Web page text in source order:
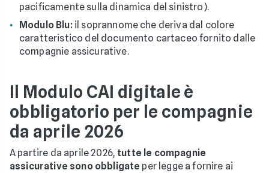
pacificamente sulla dinamica del sinistro).
Modulo Blu:il soprannome che deriva dal colore
caratteristico del documento cartaceo fornito dalle
compagnie assicurative.
Il Modulo CAI digitale è
obbligatorio per le compagnie
da aprile 2026
A partire da aprile 2026, tutte le compagnie
assicurative sono obbligate per legge a fornire ai